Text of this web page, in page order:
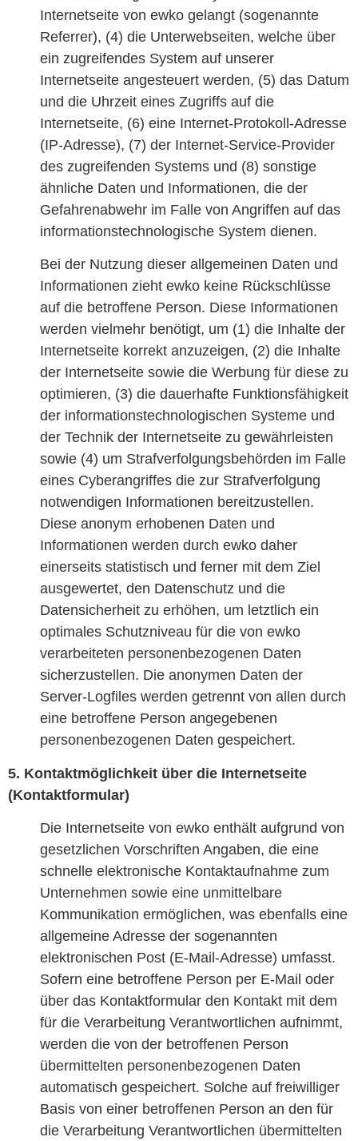
Internetseite von ewko gelangt (sogenannte
Referrer), (4) die Unterwebseiten, welche über
ein zugreifendes System auf unserer
Internetseite angesteuert werden, (5) das Datum
und die Uhrzeit eines Zugriffs auf die
Internetseite, (6) eine Internet-Protokoll-Adresse
(IP-Adresse), (7) der Internet-Service-Provider
des zugreifenden Systems und (8) sonstige
ähnliche Daten und Informationen, die der
Gefahrenabwehr im Falle von Angriffen auf das
informationstechnologische System dienen.
Bei der Nutzung dieser allgemeinen Daten und
Informationen zieht ewko keine Rückschlüsse
auf die betroffene Person. Diese Informationen
werden vielmehr benötigt, um (1) die Inhalte der
Internetseite korrekt anzuzeigen, (2) die Inhalte
der Internetseite sowie die Werbung für diese zu
optimieren, (3) die dauerhafte Funktionsfähigkeit
der informationstechnologischen Systeme und
der Technik der Internetseite zu gewährleisten
sowie (4) um Strafverfolgungsbehörden im Falle
eines Cyberangriffes die zur Strafverfolgung
notwendigen Informationen bereitzustellen.
Diese anonym erhobenen Daten und
Informationen werden durch ewko daher
einerseits statistisch und ferner mit dem Ziel
ausgewertet, den Datenschutz und die
Datensicherheit zu erhöhen, um letztlich ein
optimales Schutzniveau für die von ewko
verarbeiteten personenbezogenen Daten
sicherzustellen. Die anonymen Daten der
Server-Logfiles werden getrennt von allen durch
eine betroffene Person angegebenen
personenbezogenen Daten gespeichert.
5. Kontaktmöglichkeit über die Internetseite
(Kontaktformular)
Die Internetseite von ewko enthält aufgrund von
gesetzlichen Vorschriften Angaben, die eine
schnelle elektronische Kontaktaufnahme zum
Unternehmen sowie eine unmittelbare
Kommunikation ermöglichen, was ebenfalls eine
allgemeine Adresse der sogenannten
elektronischen Post (E-Mail-Adresse) umfasst.
Sofern eine betroffene Person per E-Mail oder
über das Kontaktformular den Kontakt mit dem
für die Verarbeitung Verantwortlichen aufnimmt,
werden die von der betroffenen Person
übermittelten personenbezogenen Daten
automatisch gespeichert. Solche auf freiwilliger
Basis von einer betroffenen Person an den für
die Verarbeitung Verantwortlichen übermittelten